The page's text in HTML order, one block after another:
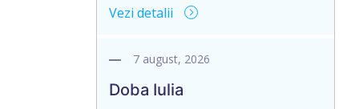
17, ap. 21, în numele Dlui CUPCEA
Moldova, raionul Orhei, satul
pierderea originalului: Certificatului
Vezi detalii
7 august, 2026
Doba Iulia